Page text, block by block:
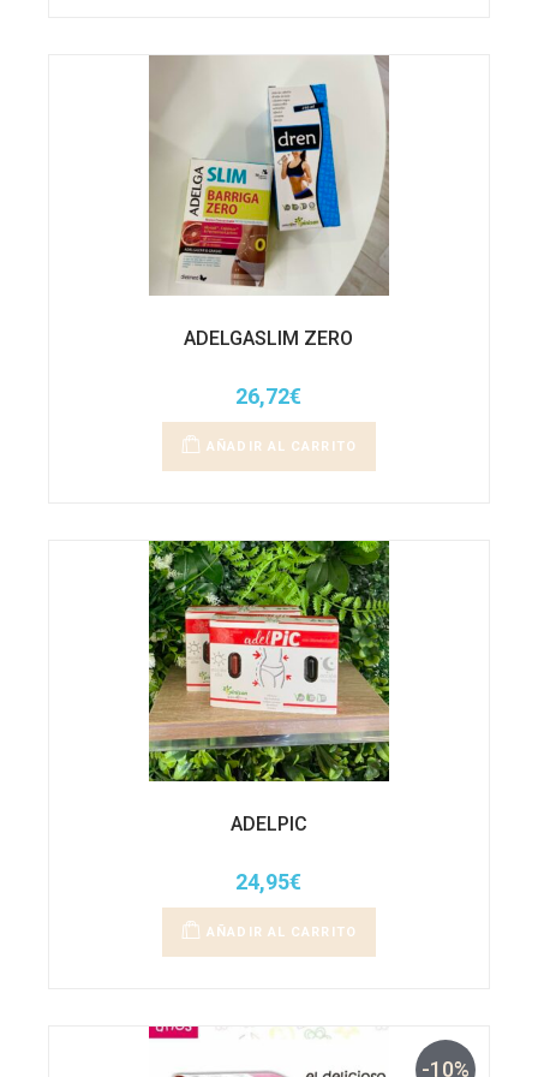
ADELGASLIM ZERO
26,72€
AÑADIR AL CARRITO
ADELPIC
24,95€
AÑADIR AL CARRITO
-10%